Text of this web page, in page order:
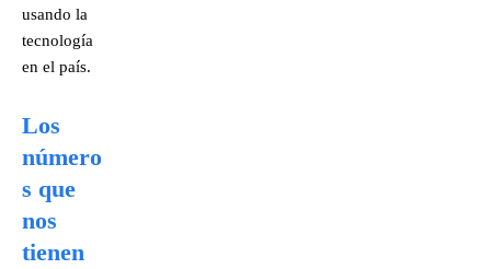
usando la
tecnología
en el país.
Los
número
s que
nos
tienen